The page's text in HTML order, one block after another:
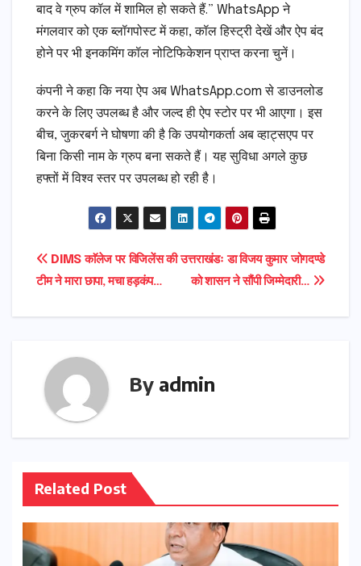
बाद वे ग्रुप कॉल में शामिल हो सकते हैं.” WhatsApp ने
मंगलवार को एक ब्लॉगपोस्ट में कहा, कॉल हिस्ट्री देखें और ऐप बंद
होने पर भी इनकमिंग कॉल नोटिफिकेशन प्राप्त करना चुनें।
कंपनी ने कहा कि नया ऐप अब WhatsApp.com से डाउनलोड
करने के लिए उपलब्ध है और जल्द ही ऐप स्टोर पर भी आएगा। इस
बीच, जुकरबर्ग ने घोषणा की है कि उपयोगकर्ता अब व्हाट्सएप पर
बिना किसी नाम के ग्रुप बना सकते हैं। यह सुविधा अगले कुछ
हफ्तों में विश्व स्तर पर उपलब्ध हो रही है।
Post
navigation
उत्तराखंडः डा विजय कुमार जोगदण्डे
को शासन ने सौंपी जिम्मेदारी…
DIMS काॅलेज पर विजिलेंस की
टीम ने मारा छापा, मचा हड़कंप…
By admin
Related Post